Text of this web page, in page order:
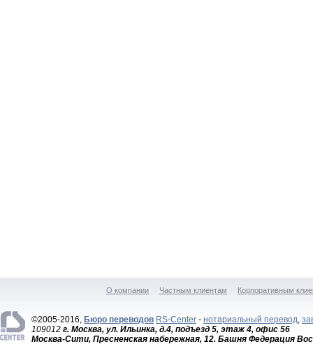
О компании Частным клиентам Корпоративным
©2005-2016, Бюро переводов RS-Center - нотариальный перевод,
109012 г. Москва, ул. Ильинка, д.4, подъезд 5, этаж 4, офис 56
Москва-Сити, Пресненская набережная, 12. Башня Федерация